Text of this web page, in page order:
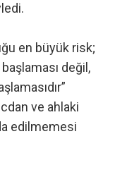
en büyük risk;
değil,
ve ahlaki
edilmemesi